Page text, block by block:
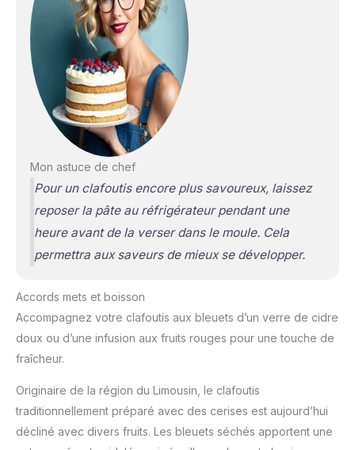
Mon astuce de chef
Pour un clafoutis encore plus savoureux, laissez
reposer la pâte au réfrigérateur pendant une
heure avant de la verser dans le moule. Cela
permettra aux saveurs de mieux se développer.
Accords mets et boisson
Accompagnez votre clafoutis aux bleuets d’un verre de cidre
doux ou d’une infusion aux fruits rouges pour une touche de
fraîcheur.
Originaire de la région du Limousin, le clafoutis
traditionnellement préparé avec des cerises est aujourd’hui
décliné avec divers fruits. Les bleuets séchés apportent une